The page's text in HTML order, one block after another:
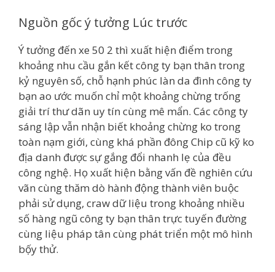
Nguồn gốc ý tưởng Lúc trước
Ý tưởng đến xe 50 2 thì xuất hiện điểm trong
khoảng nhu cầu gắn kết công ty bạn thân trong
kỷ nguyên số, chỗ hạnh phúc làn da đình công ty
bạn ao ước muốn chỉ một khoảng chừng trống
giải trí thư dãn uy tín cùng mê mẩn. Các công ty
sáng lập vẫn nhận biết khoảng chừng ko trong
toàn nạm giới, cùng khá phần đông Chip cũ kỹ ko
địa danh được sự gắng đổi nhanh lẹ của đều
công nghệ. Họ xuất hiện bằng vấn đề nghiên cứu
vãn cùng thăm dò hành động thành viên buộc
phải sử dụng, craw dữ liệu trong khoảng nhiều
số hàng ngũ công ty bạn thân trực tuyến đường
cùng liệu pháp tân cùng phát triển một mô hình
bộ́y thử.